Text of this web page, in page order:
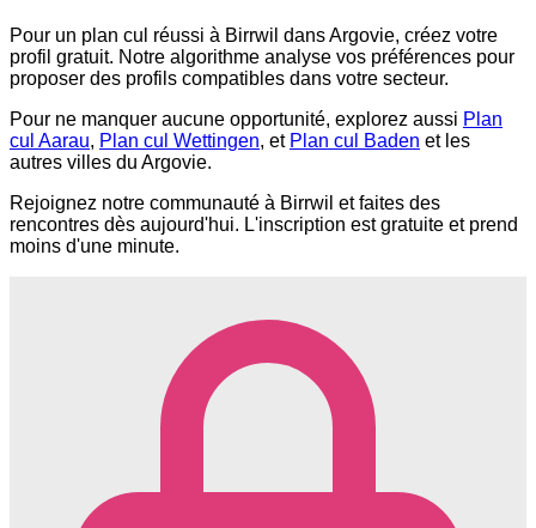
Pour un plan cul réussi à Birrwil dans Argovie, créez votre
profil gratuit. Notre algorithme analyse vos préférences pour
proposer des profils compatibles dans votre secteur.
Pour ne manquer aucune opportunité, explorez aussi Plan
cul Aarau, Plan cul Wettingen, et Plan cul Baden et les
autres villes du Argovie.
Rejoignez notre communauté à Birrwil et faites des
rencontres dès aujourd'hui. L'inscription est gratuite et prend
moins d'une minute.